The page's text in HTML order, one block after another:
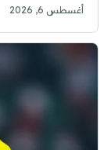
أغسطس 6, 2026